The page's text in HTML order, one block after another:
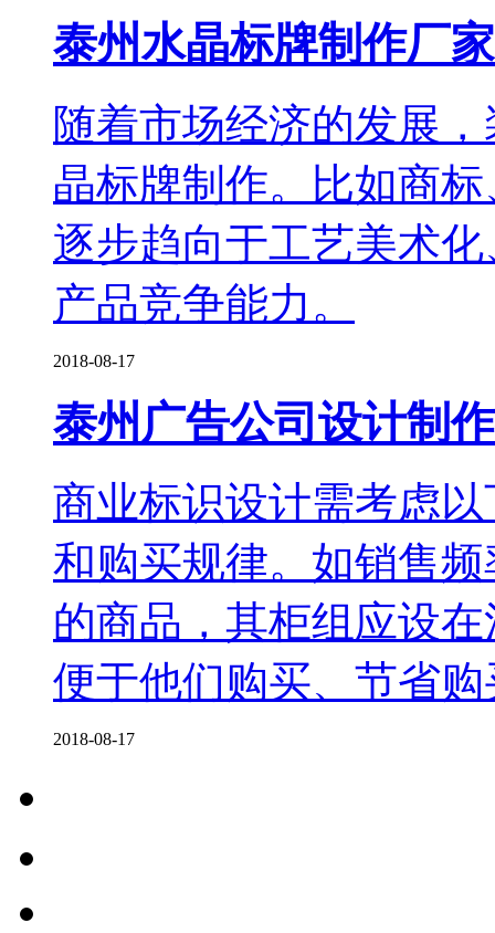
泰州水晶标牌制作厂
随着市场经济的发展
晶标牌制作。比如商
逐步趋向于工艺美术
产品竞争能力。
2018-08-17
泰州广告公司设计制
商业标识设计需考虑
和购买规律。如销售
的商品，其柜组应设
便于他们购买、节省购
2018-08-17